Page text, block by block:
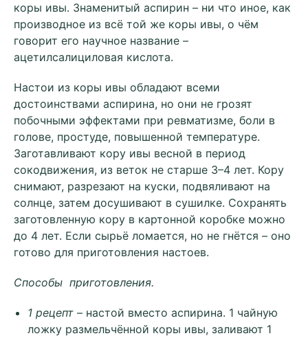
коры ивы. Знаменитый аспирин – ни что иное, как
производное из всё той же коры ивы, о чём
говорит его научное название –
ацетилсалициловая кислота.
Настои из коры ивы обладают всеми
достоинствами аспирина, но они не грозят
побочными эффектами при ревматизме, боли в
голове, простуде, повышенной температуре.
Заготавливают кору ивы весной в период
сокодвижения, из веток не старше 3–4 лет. Кору
снимают, разрезают на куски, подвяливают на
солнце, затем досушивают в сушилке. Сохранять
заготовленную кору в картонной коробке можно
до 4 лет. Если сырьё ломается, но не гнётся – оно
готово для приготовления настоев.
Способы приготовления.
1 рецепт – настой вместо аспирина. 1 чайную
ложку размельчённой коры ивы, заливают 1